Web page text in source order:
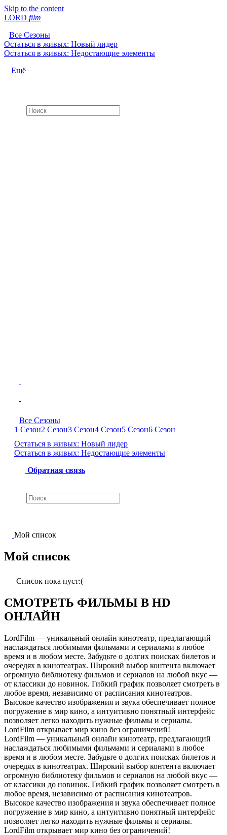
Skip to the content
LORD film
Все Сезоны
Остаться в живых: Новый лидер
Остаться в живых: Недостающие элементы
Ещё
Все Сезоны
1 Сезон2 Сезон3 Сезон4 Сезон5 Сезон6 Сезон
Остаться в живых: Новый лидер
Остаться в живых: Недостающие элементы
Обратная связь
Мой список
Мой список
Список пока пуст:(
СМОТРЕТЬ ФИЛЬМЫ В HD
ОНЛАЙН
LordFilm — уникальный онлайн кинотеатр, предлагающий
наслаждаться любимыми фильмами и сериалами в любое
время и в любом месте. Забудьте о долгих поисках билетов и
очередях в кинотеатрах. Широкий выбор контента включает
огромную библиотеку фильмов и сериалов на любой вкус —
от классики до новинок. Гибкий график позволяет смотреть в
любое время, независимо от расписания кинотеатров.
Высокое качество изображения и звука обеспечивает полное
погружение в мир кино, а интуитивно понятный интерфейс
позволяет легко находить нужные фильмы и сериалы.
LordFilm открывает мир кино без ограничений!
LordFilm — уникальный онлайн кинотеатр, предлагающий
наслаждаться любимыми фильмами и сериалами в любое
время и в любом месте. Забудьте о долгих поисках билетов и
очередях в кинотеатрах. Широкий выбор контента включает
огромную библиотеку фильмов и сериалов на любой вкус —
от классики до новинок. Гибкий график позволяет смотреть в
любое время, независимо от расписания кинотеатров.
Высокое качество изображения и звука обеспечивает полное
погружение в мир кино, а интуитивно понятный интерфейс
позволяет легко находить нужные фильмы и сериалы.
LordFilm открывает мир кино без ограничений!